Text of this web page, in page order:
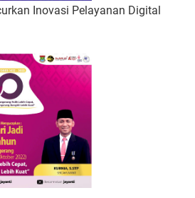
Inovasi Pelayanan Digital